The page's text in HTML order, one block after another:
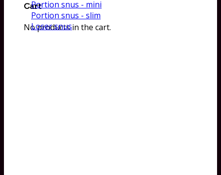
Cart
No products in the cart.
Portion snus - mini
Portion snus - slim
Loser snus